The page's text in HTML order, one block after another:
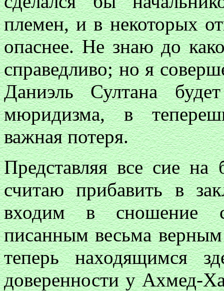
племен, и в некоторых
опаснее. Не знаю до
справедливо; но я
Даниэль Султана
мюридизма, в
важная потеря.
Представляя все сие на
считаю прибавить в
входим в сношение
писанным весьма
теперь находящимся
доверенности у Ахмед-